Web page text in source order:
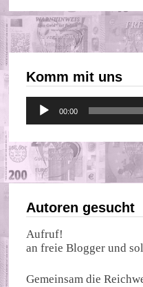
Komm mit uns
Audio-
Player
00:00
Autoren gesucht
Aufruf!
an freie Blogger und
Gemeinsam die